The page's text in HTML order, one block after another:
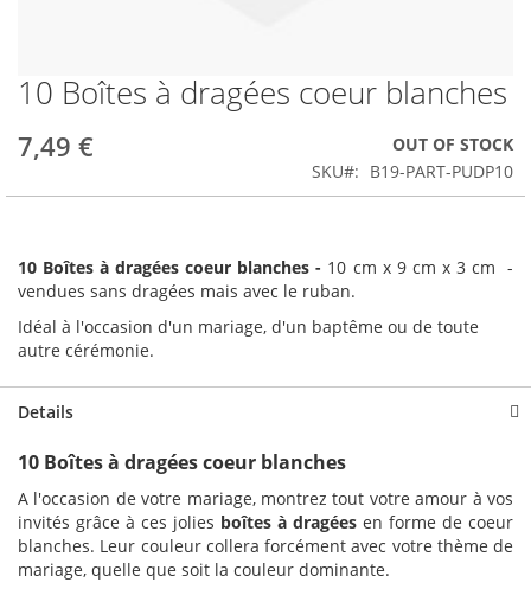
Skip
to
the
beginning
10 Boîtes à dragées coeur blanches
7,49 €
OUT OF STOCK
SKU
B19-PART-PUDP10
10 Boîtes à dragées coeur blanches - 10 cm x 9 cm x 3 cm -
vendues sans dragées mais avec le ruban.
Idéal à l'occasion d'un mariage, d'un baptême ou de toute
autre cérémonie.
Details
10 Boîtes à dragées coeur blanches
A l'occasion de votre mariage, montrez tout votre amour à vos
invités grâce à ces jolies boîtes à dragées en forme de coeur
blanches. Leur couleur collera forcément avec votre thème de
mariage, quelle que soit la couleur dominante.